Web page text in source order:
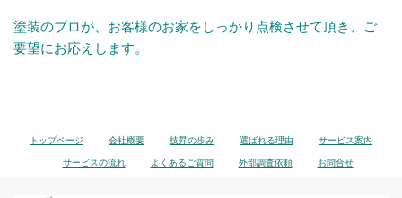
塗装のプロが、お客様のお家をしっかり点検させて頂き、ご
要望にお応えします。
トップページ 会社概要 技昇の歩み 選ばれる理由 サービス案内
サービスの流れ よくあるご質問 外部調査依頼 お問合せ